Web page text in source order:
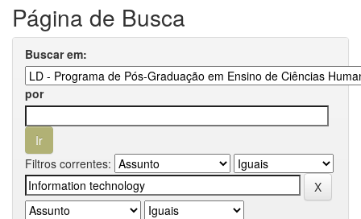
Página de Busca
Buscar em:
por
Filtros correntes: